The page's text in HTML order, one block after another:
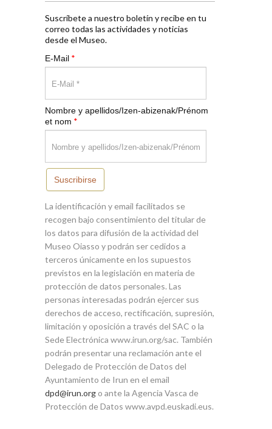
Suscríbete a nuestro boletín y recibe en tu
correo todas las actividades y noticias
desde el Museo.
E-Mail *
Nombre y apellidos/Izen-abizenak/Prénom
et nom *
Suscribirse
La identificación y email facilitados se
recogen bajo consentimiento del titular de
los datos para difusión de la actividad del
Museo Oiasso y podrán ser cedidos a
terceros únicamente en los supuestos
previstos en la legislación en materia de
protección de datos personales. Las
personas interesadas podrán ejercer sus
derechos de acceso, rectificación, supresión,
limitación y oposición a través del SAC o la
Sede Electrónica www.irun.org/sac. También
podrán presentar una reclamación ante el
Delegado de Protección de Datos del
Ayuntamiento de Irun en el email
dpd@irun.org o ante la Agencia Vasca de
Protección de Datos www.avpd.euskadi.eus.